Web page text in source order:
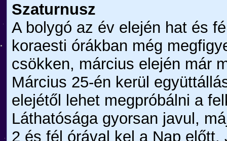
Szaturnusz
A bolygó az év elején hat és
koraesti órákban még
csökken, március elején már
Március 25-én kerül
elejétől lehet megpróbálni a
Láthatósága gyorsan javul,
2 és fél órával kel a Nap